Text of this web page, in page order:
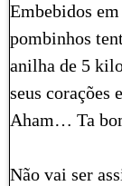
Embebidos
pombinhos
anilha de 5
seus corações
Aham… Ta
Não vai ser